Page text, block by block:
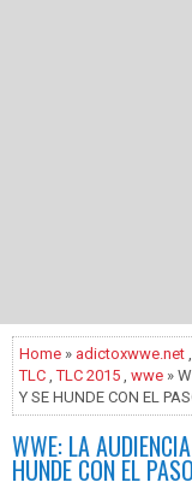
Home » adictoxwwe.net ,
TLC ,TLC 2015 , wwe »
Y SE HUNDE CON EL
WWE: LA
HUNDE CON EL